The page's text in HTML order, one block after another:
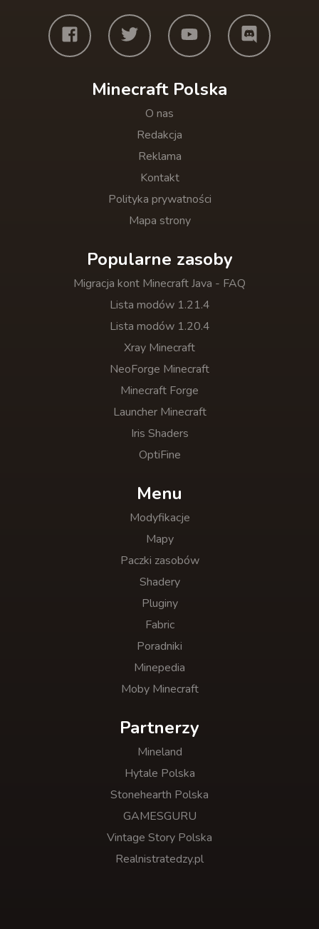
Minecraft Polska
O nas
Redakcja
Reklama
Kontakt
Polityka prywatności
Mapa strony
Popularne zasoby
Migracja kont Minecraft Java - FAQ
Lista modów 1.21.4
Lista modów 1.20.4
Xray Minecraft
NeoForge Minecraft
Minecraft Forge
Launcher Minecraft
Iris Shaders
OptiFine
Menu
Modyfikacje
Mapy
Paczki zasobów
Shadery
Pluginy
Fabric
Poradniki
Minepedia
Moby Minecraft
Partnerzy
Mineland
Hytale Polska
Stonehearth Polska
GAMESGURU
Vintage Story Polska
Realnistratedzy.pl